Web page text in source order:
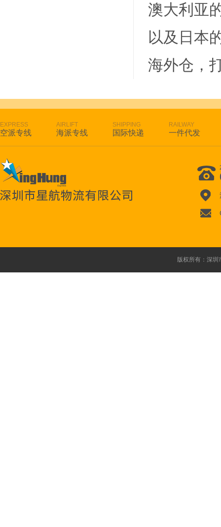
澳大利亚
以及日本
海外仓，
EXPRESS
空派专线
AIRLIFT
海派专线
SHIPPING
国际快递
RAILWAY
一件代发
版权所有：深